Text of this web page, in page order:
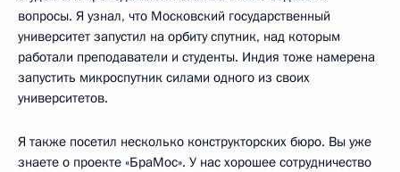
вопросы. Я узнал, что Московский государственный
университет запустил на орбиту спутник, над которым
работали преподаватели и студенты. Индия тоже намерена
запустить микроспутник силами одного из своих
университетов.
Я также посетил несколько конструкторских бюро. Вы уже
знаете о проекте «БраМос». У нас хорошее сотрудничество